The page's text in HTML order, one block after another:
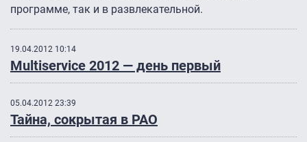
программе, так и в развлекательной.
19.04.2012 10:14
Multiservice 2012 — день первый
05.04.2012 23:39
Тайна, сокрытая в РАО